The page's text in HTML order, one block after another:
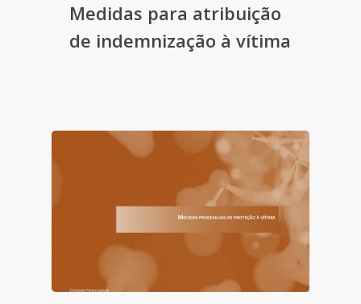
Medidas para atribuição
de indemnização à vítima